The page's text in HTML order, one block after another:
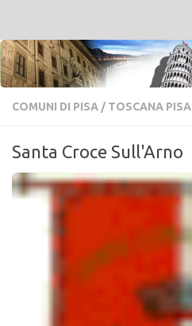
COMUNI DI PISA / TOSCANA PISA
Santa Croce Sull'Arno